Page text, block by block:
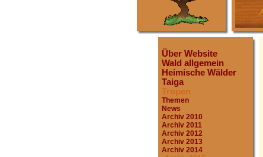
Über Website
Wald allgemein
Heimische Wälder
Taiga
Tropen
Themen
News
Archiv 2010
Archiv 2011
Archiv 2012
Archiv 2013
Archiv 2014